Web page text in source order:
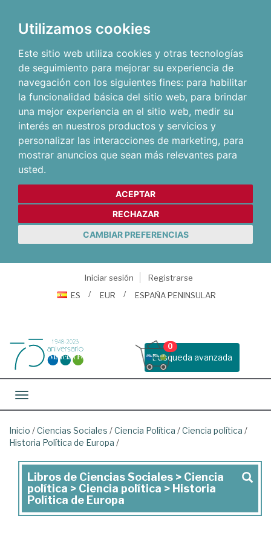
Utilizamos cookies
Este sitio web utiliza cookies y otras tecnologías
de seguimiento para mejorar su experiencia de
navegación con los siguientes fines: para habilitar
la funcionalidad básica del sitio web, para brindar
una mejor experiencia en el sitio web, medir su
interés en nuestros productos y servicios y
personalizar las interacciones de marketing, para
mostrar anuncios que sean más relevantes para
usted.
ACEPTAR
RECHAZAR
CAMBIAR PREFERENCIAS
Iniciar sesión
Registrarse
ES
EUR ESPAÑA PENINSULAR
Busqueda avanzada
0
Toggle navigation
Inicio /Ciencias Sociales /Ciencia Política /Ciencia política /
Historia Política de Europa /
Libros
de
Ciencias
Libros de Ciencias Sociales > Ciencia
política > Ciencia política > Historia
Política de Europa